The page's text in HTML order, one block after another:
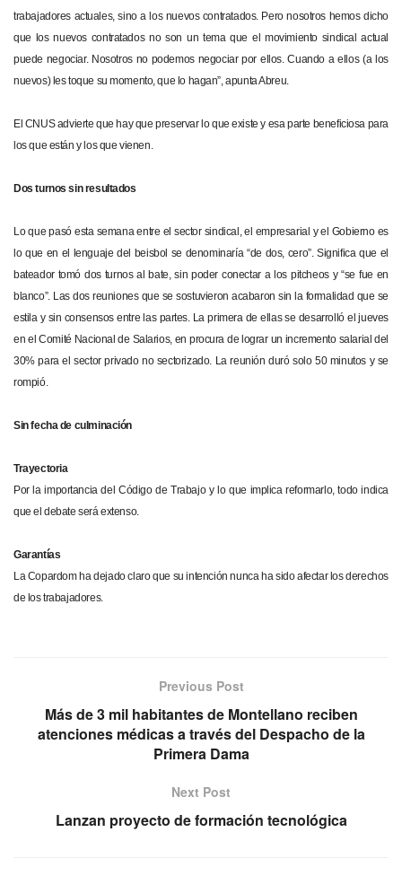
trabajadores actuales, sino a los nuevos contratados. Pero nosotros hemos dicho
que los nuevos contratados no son un tema que el movimiento sindical actual
puede negociar. Nosotros no podemos negociar por ellos. Cuando a ellos (a los
nuevos) les toque su momento, que lo hagan”, apunta Abreu.
El CNUS advierte que hay que preservar lo que existe y esa parte beneficiosa para
los que están y los que vienen.
Dos turnos sin resultados
Lo que pasó esta semana entre el sector sindical, el empresarial y el Gobierno es
lo que en el lenguaje del beisbol se denominaría “de dos, cero”. Significa que el
bateador tomó dos turnos al bate, sin poder conectar a los pitcheos y “se fue en
blanco”. Las dos reuniones que se sostuvieron acabaron sin la formalidad que se
estila y sin consensos entre las partes. La primera de ellas se desarrolló el jueves
en el Comité Nacional de Salarios, en procura de lograr un incremento salarial del
30% para el sector privado no sectorizado. La reunión duró solo 50 minutos y se
rompió.
Sin fecha de culminación
Trayectoria
Por la importancia del Código de Trabajo y lo que implica reformarlo, todo indica
que el debate será extenso.
Garantías
La Copardom ha dejado claro que su intención nunca ha sido afectar los derechos
de los trabajadores.
Previous Post
Más de 3 mil habitantes de Montellano reciben
atenciones médicas a través del Despacho de la
Primera Dama
Next Post
Lanzan proyecto de formación tecnológica